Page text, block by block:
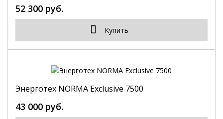
52 300 руб.
Купить
Энерготех NORMA Exclusive 7500
43 000 руб.